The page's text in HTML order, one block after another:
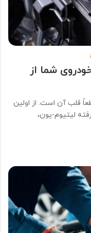
شما از
قلب آن است. از اولین
لیتیوم-یون،